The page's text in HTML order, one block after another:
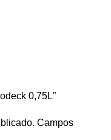
0,75L”
Campos